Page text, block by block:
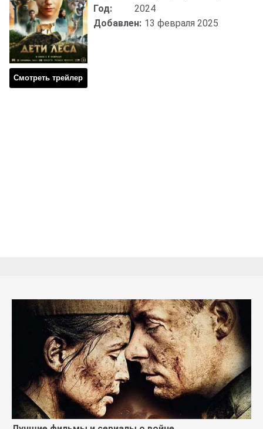
Смотреть трейлер
Год:
2024
Добавлен: 13 февраля 2025